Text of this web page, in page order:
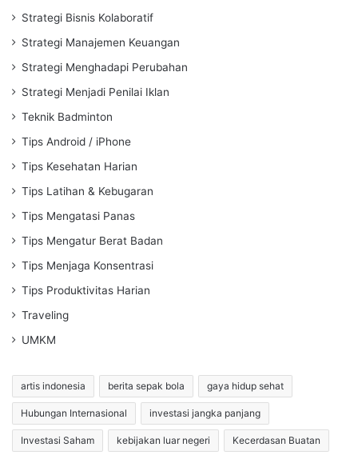
Strategi Bisnis Kolaboratif
Strategi Manajemen Keuangan
Strategi Menghadapi Perubahan
Strategi Menjadi Penilai Iklan
Teknik Badminton
Tips Android / iPhone
Tips Kesehatan Harian
Tips Latihan & Kebugaran
Tips Mengatasi Panas
Tips Mengatur Berat Badan
Tips Menjaga Konsentrasi
Tips Produktivitas Harian
Traveling
UMKM
artis indonesia berita sepak bola gaya hidup sehat
Hubungan Internasional investasi jangka panjang
Investasi Saham kebijakan luar negeri Kecerdasan Buatan